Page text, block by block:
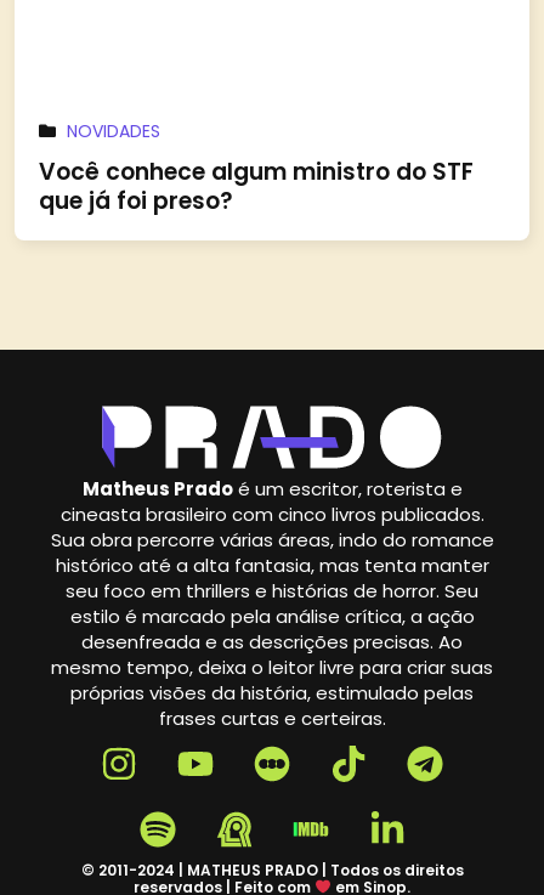
NOVIDADES
Você conhece algum ministro do STF
que já foi preso?
Matheus Pradoé um escritor, roterista e
cineasta brasileiro com cinco livros publicados.
Sua obra percorre várias áreas, indo do romance
histórico até a alta fantasia, mas tenta manter
seu foco em thrillers e histórias de horror. Seu
estilo é marcado pela análise crítica, a ação
desenfreada e as descrições precisas. Ao
mesmo tempo, deixa o leitor livre para criar suas
próprias visões da história, estimulado pelas
frases curtas e certeiras.
© 2011-2024 | MATHEUS PRADO | Todos os direitos
reservados | Feito com
em Sinop.